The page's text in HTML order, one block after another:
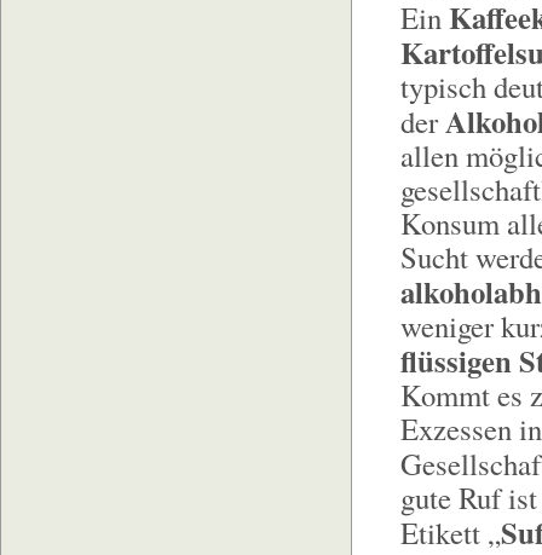
Ein
typisch
der
allen
Konsum
Sucht
weniger
flüssigen
Kommt es
Exzessen
gute Ruf
Etikett „